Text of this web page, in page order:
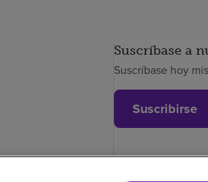
Suscríbase a
Suscríbase hoy
Suscribirse